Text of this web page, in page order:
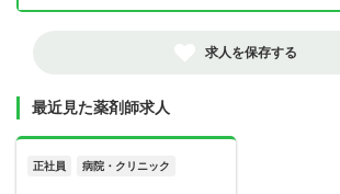
求人を保存する
最近見た薬剤師求人
正社員 病院・クリニック